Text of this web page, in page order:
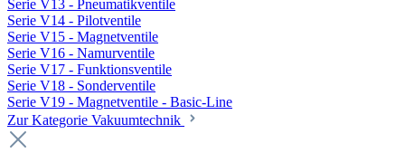
Serie V13 - Pneumatikventile
Serie V14 - Pilotventile
Serie V15 - Magnetventile
Serie V16 - Namurventile
Serie V17 - Funktionsventile
Serie V18 - Sonderventile
Serie V19 - Magnetventile - Basic-Line
Zur Kategorie Vakuumtechnik